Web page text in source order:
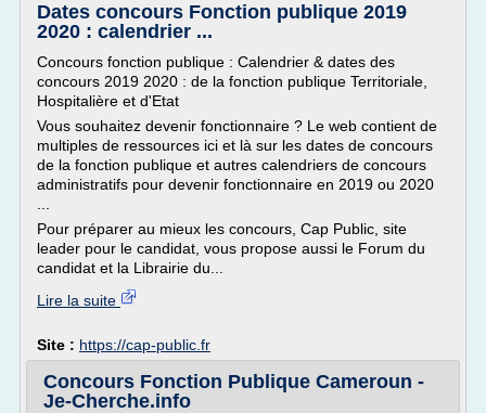
Dates concours Fonction publique 2019
2020 : calendrier ...
Concours fonction publique : Calendrier & dates des
concours 2019 2020 : de la fonction publique Territoriale,
Hospitalière et d'Etat
Vous souhaitez devenir fonctionnaire ? Le web contient de
multiples de ressources ici et là sur les dates de concours
de la fonction publique et autres calendriers de concours
administratifs pour devenir fonctionnaire en 2019 ou 2020
Pour préparer au mieux les concours, Cap Public, site
leader pour le candidat, vous propose aussi le Forum du
candidat et la Librairie du...
Lire la suite
Site : https://cap-public.fr
Concours Fonction Publique Cameroun -
Je-Cherche.info